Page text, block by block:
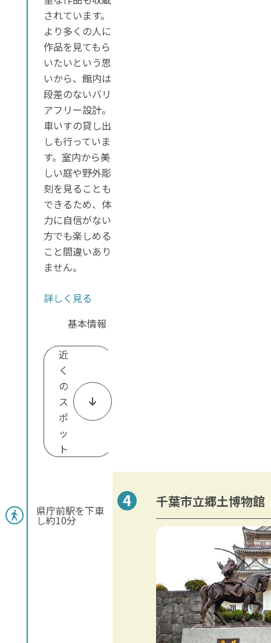
されています。
より多くの人に
作品を見てもら
いたいという思
いから、館内は
段差のないバリ
アフリー設計。
車いすの貸し出
しも行っていま
す。室内から美
しい庭や野外彫
刻を見ることも
できるため、体
力に自信がない
方でも楽しめる
こと間違いあり
ません。
詳しく見る
基本情報
近
く
の
ス
ポ
ッ
ト
県庁前駅を下車
し約10分
千葉市立郷土博物館